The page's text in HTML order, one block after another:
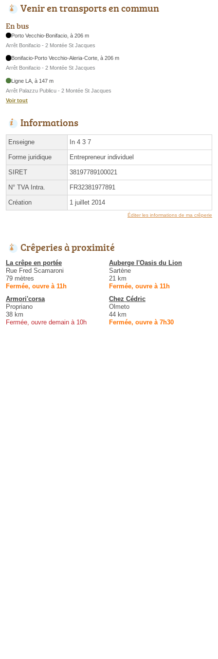
Venir en transports en commun
En bus
Porto Vecchio-Bonifacio, à 206 m
Arrêt Bonifacio - 2 Montée St Jacques
Bonifacio-Porto Vecchio-Aleria-Corte, à 206 m
Arrêt Bonifacio - 2 Montée St Jacques
Ligne LA, à 147 m
Arrêt Palazzu Publicu - 2 Montée St Jacques
Voir tout
Informations
Enseigne In 4 3 7
Forme juridique Entrepreneur individuel
SIRET 38197789100021
N° TVA Intra. FR32381977891
Création 1 juillet 2014
Éditer les informations de ma crêperie
Crêperies à proximité
La crêpe en portée
Rue Fred Scamaroni
79 mètres
Fermée, ouvre à 11h
Auberge l'Oasis du Lion
Sartène
21 km
Fermée, ouvre à 11h
Armori'corsa
Propriano
38 km
Fermée, ouvre demain à 10h
Chez Cédric
Olmeto
44 km
Fermée, ouvre à 7h30